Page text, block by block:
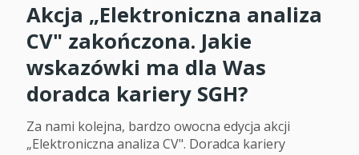
Akcja „Elektroniczna analiza
CV" zakończona. Jakie
wskazówki ma dla Was
doradca kariery SGH?
Za nami kolejna, bardzo owocna edycja akcji
„Elektroniczna analiza CV". Doradca kariery